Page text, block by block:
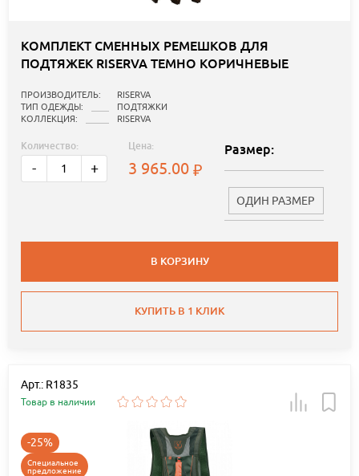
КОМПЛЕКТ СМЕННЫХ РЕМЕШКОВ ДЛЯ
ПОДТЯЖЕК RISERVA ТЕМНО КОРИЧНЕВЫЕ
ПРОИЗВОДИТЕЛЬ:
RISERVA
ТИП ОДЕЖДЫ:
ПОДТЯЖКИ
КОЛЛЕКЦИЯ:
RISERVA
Количество:
- +
Цена:
3 965.00
Размер:
ОДИН РАЗМЕР
В КОРЗИНУ
КУПИТЬ В 1 КЛИК
Арт.: R1835
Товар в наличии
-25%
Специальное
предложение